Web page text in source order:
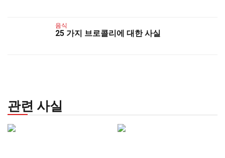
음식
25 가지 브로콜리에 대한 사실
관련 사실